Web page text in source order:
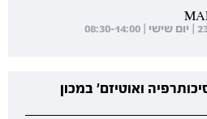
ואוטיזם' במכון